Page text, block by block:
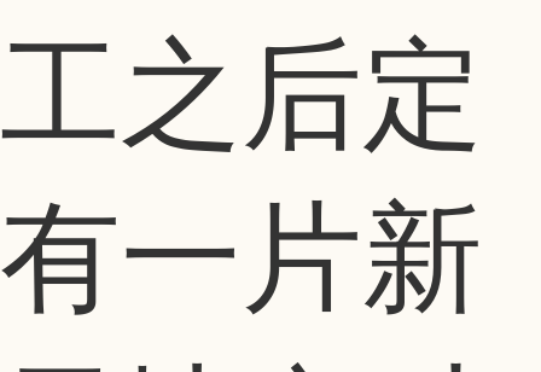
工之后定
有一片新